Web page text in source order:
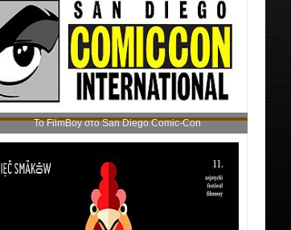
Το FilmBoy στο San Diego Comic-Con